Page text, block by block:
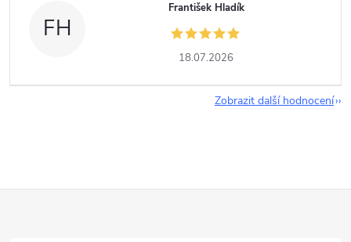
FH
František Hladík
18.07.2026
Zobrazit další hodnocení